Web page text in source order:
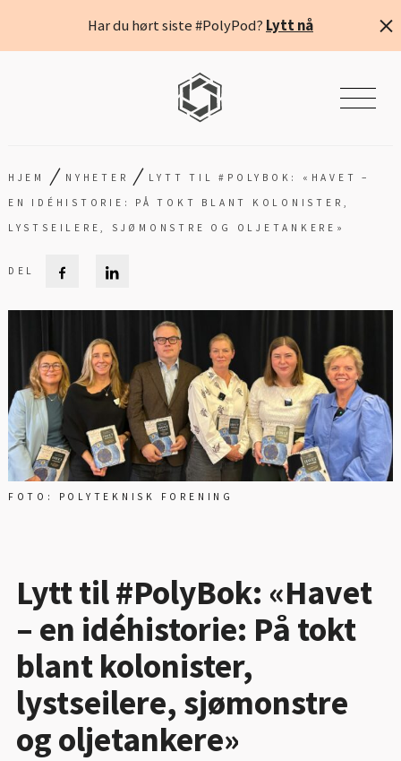
Har du hørt siste #PolyPod? Lytt nå
HJEM / NYHETER / LYTT TIL #POLYBOK: «HAVET –
EN IDÉHISTORIE: PÅ TOKT BLANT KOLONISTER,
LYSTSEILERE, SJØMONSTRE OG OLJETANKERE»
FOTO: POLYTEKNISK FORENING
Lytt til #PolyBok: «Havet
– en idéhistorie: På tokt
blant kolonister,
lystseilere, sjømonstre
og oljetankere»